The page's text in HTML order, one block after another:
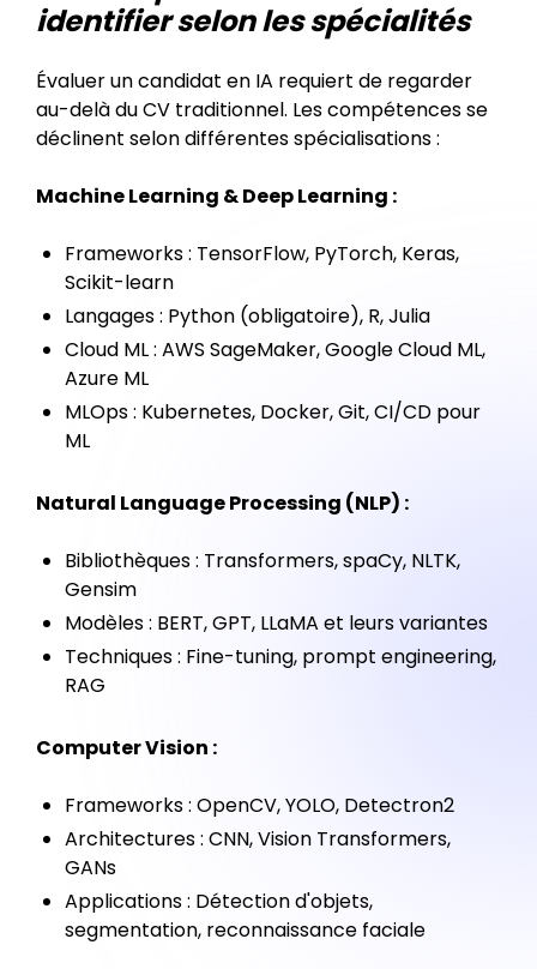
identifier selon les spécialités
Évaluer un candidat en IA requiert de regarder
au-delà du CV traditionnel. Les compétences se
déclinent selon différentes spécialisations :
Machine Learning & Deep Learning :
Frameworks : TensorFlow, PyTorch, Keras,
Scikit-learn
Langages : Python (obligatoire), R, Julia
Cloud ML : AWS SageMaker, Google Cloud ML,
Azure ML
MLOps : Kubernetes, Docker, Git, CI/CD pour
ML
Natural Language Processing (NLP) :
Bibliothèques : Transformers, spaCy, NLTK,
Gensim
Modèles : BERT, GPT, LLaMA et leurs variantes
Techniques : Fine-tuning, prompt engineering,
RAG
Computer Vision :
Frameworks : OpenCV, YOLO, Detectron2
Architectures : CNN, Vision Transformers,
GANs
Applications : Détection d'objets,
segmentation, reconnaissance faciale